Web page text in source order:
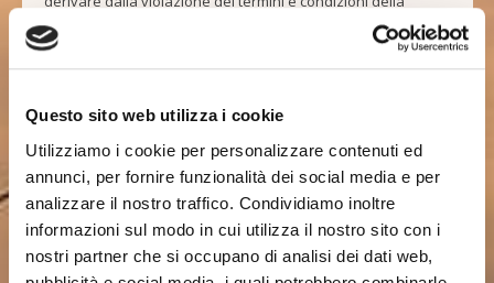
Questo sito web utilizza i cookie
Utilizziamo i cookie per personalizzare contenuti ed
annunci, per fornire funzionalità dei social media e per
analizzare il nostro traffico. Condividiamo inoltre
informazioni sul modo in cui utilizza il nostro sito con i
nostri partner che si occupano di analisi dei dati web,
pagina web.
L’utente non potrà utilizzare la pagina web per trasmettere,
contenuti che siano portatori di virus o qualsiasi altro codice
informatico, archivi o programmi ideati per interrompere,
distruggere o danneggiare il funzionamento di qualsiasi
programma o strumento informatico o di telecomunicazioni.
Proprietà industriale e